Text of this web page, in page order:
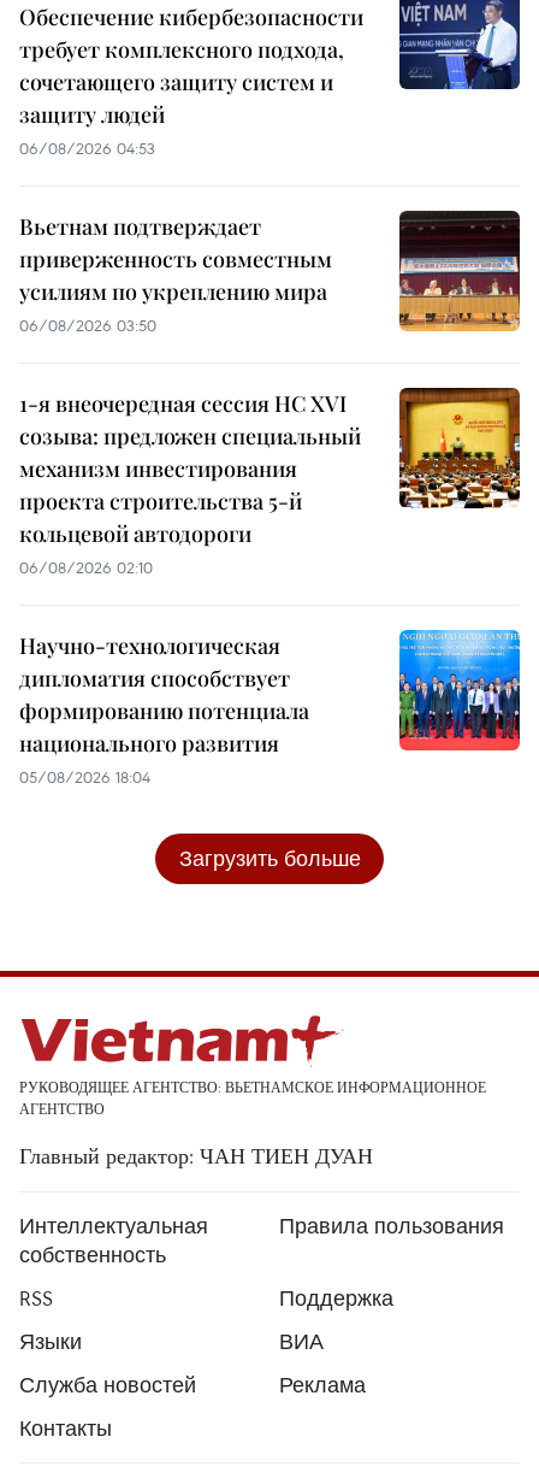
Обеспечение кибербезопасности
требует комплексного подхода,
сочетающего защиту систем и
защиту людей
06/08/2026 04:53
Вьетнам подтверждает
приверженность совместным
усилиям по укреплению мира
06/08/2026 03:50
1-я внеочередная сессия НС XVI
созыва: предложен специальный
механизм инвестирования
проекта строительства 5-й
кольцевой автодороги
06/08/2026 02:10
Научно-технологическая
дипломатия способствует
формированию потенциала
национального развития
05/08/2026 18:04
Загрузить больше
РУКОВОДЯЩЕЕ АГЕНТСТВО: ВЬЕТНАМСКОЕ ИНФОРМАЦИОННОЕ
АГЕНТСТВО
Главный редактор: ЧАН ТИЕН ДУАН
Интеллектуальная
собственность
Правила пользования
RSS
Поддержка
Языки
ВИА
Служба новостей
Реклама
Контакты